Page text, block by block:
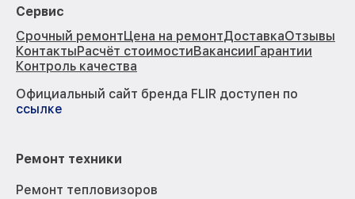
Сервис
Срочный ремонтЦена на ремонтДоставкаОтзывы
КонтактыРасчёт стоимостиВакансииГарантии
Контроль качества
Официальный сайт бренда FLIR доступен по
ссылке
Ремонт техники
Ремонт тепловизоров